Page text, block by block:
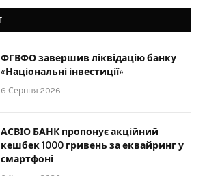
ФГВФО завершив ліквідацію банку
«Національні інвестиції»
6 Серпня 2026
АСВІО БАНК пропонує акційний
кешбек 1000 гривень за еквайринг у
смартфоні